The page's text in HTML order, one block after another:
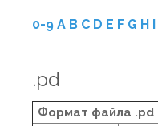
0-9 A B C D E F G H I
.pd
Формат файла .pd